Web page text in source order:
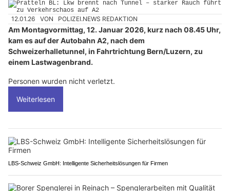
12.01.26 VON POLIZEI.NEWS REDAKTION
Am Montagvormittag, 12. Januar 2026, kurz nach 08.45 Uhr,
kam es auf der Autobahn A2, nach dem
Schweizerhalletunnel, in Fahrtrichtung Bern/Luzern, zu
einem Lastwagenbrand.
Personen wurden nicht verletzt.
Weiterlesen
LBS-Schweiz GmbH: Intelligente Sicherheitslösungen für Firmen